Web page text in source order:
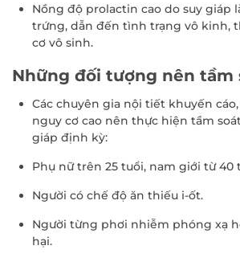
Nồng độ prolactin cao do suy giáp
trứng, dẫn đến tình trạng vô kinh,
cơ vô sinh.
Những đối tượng nên tầm
Các chuyên gia nội tiết khuyến
nguy cơ cao nên thực hiện tầm
giáp định kỳ:
Phụ nữ trên 25 tuổi, nam giới từ 40
Người có chế độ ăn thiếu i-ốt.
Người từng phơi nhiễm phóng xạ
hại.